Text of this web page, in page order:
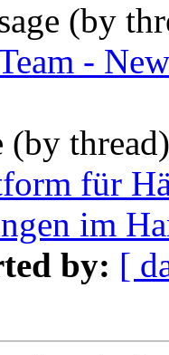
(by
-
(by
für
im
by: [